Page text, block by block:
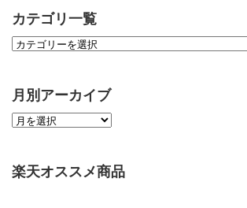
カテゴリ一覧
月別アーカイブ
楽天オススメ商品